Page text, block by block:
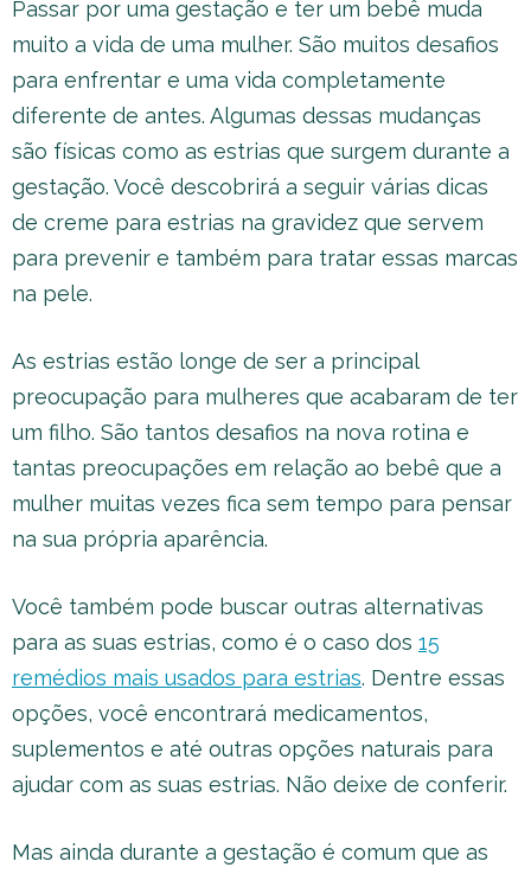
Passar por uma gestação e ter um bebê muda
muito a vida de uma mulher. São muitos desafios
para enfrentar e uma vida completamente
diferente de antes. Algumas dessas mudanças
são físicas como as estrias que surgem durante a
gestação. Você descobrirá a seguir várias dicas
de creme para estrias na gravidez que servem
para prevenir e também para tratar essas marcas
na pele.
As estrias estão longe de ser a principal
preocupação para mulheres que acabaram de ter
um filho. São tantos desafios na nova rotina e
tantas preocupações em relação ao bebê que a
mulher muitas vezes fica sem tempo para pensar
na sua própria aparência.
Você também pode buscar outras alternativas
para as suas estrias, como é o caso dos 15
remédios mais usados para estrias. Dentre essas
opções, você encontrará medicamentos,
suplementos e até outras opções naturais para
ajudar com as suas estrias. Não deixe de conferir.
Mas ainda durante a gestação é comum que as